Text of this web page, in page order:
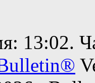
13:02.